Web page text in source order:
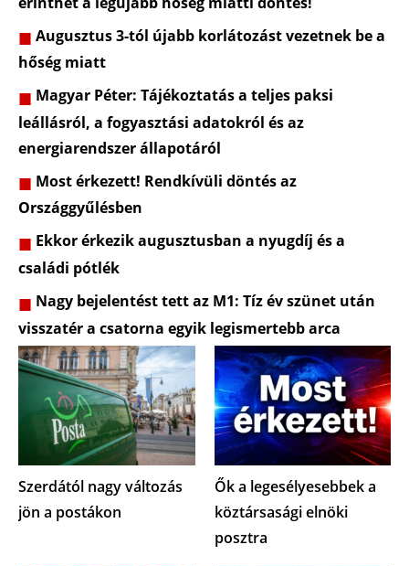
Augusztus 3-tól újabb korlátozást vezetnek be a
hőség miatt
Magyar Péter: Tájékoztatás a teljes paksi
leállásról, a fogyasztási adatokról és az
energiarendszer állapotáról
Most érkezett! Rendkívüli döntés az
Országgyűlésben
Ekkor érkezik augusztusban a nyugdíj és a
családi pótlék
Nagy bejelentést tett az M1: Tíz év szünet után
visszatér a csatorna egyik legismertebb arca
Szerdától nagy változás
jön a postákon
Ők a legesélyesebbek a
köztársasági elnöki
posztra